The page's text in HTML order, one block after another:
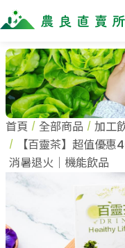
全部商品
全部商品
當季優質水果專區
鳳梨專區
柚子專區
禮盒專區
新鮮蔬菜
米、雜糧
麵食、米粉
最新消息
商家一覽
全部商家
農企業
小農
農會
蔬果知識+
蔬果文化
美味食譜
關於我們
首頁 全部商品 加工
【百靈茶】超值優惠
消暑退火｜機能飲品